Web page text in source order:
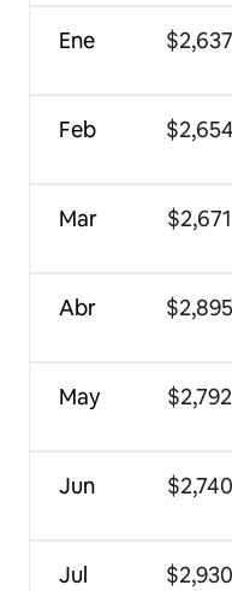
Ene
Feb
Mar
Abr
May
Jun
Jul